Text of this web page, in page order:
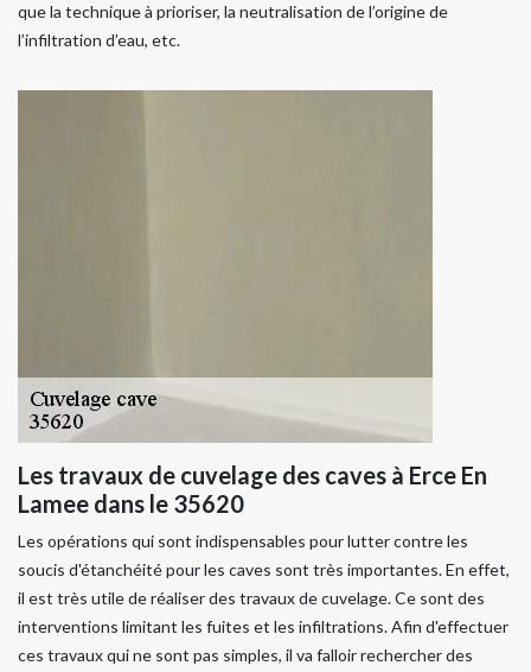
que la technique à prioriser, la neutralisation de l’origine de
l’infiltration d’eau, etc.
Les travaux de cuvelage des caves à Erce En
Lamee dans le 35620
Les opérations qui sont indispensables pour lutter contre les
soucis d'étanchéité pour les caves sont très importantes. En effet,
il est très utile de réaliser des travaux de cuvelage. Ce sont des
interventions limitant les fuites et les infiltrations. Afin d'effectuer
ces travaux qui ne sont pas simples, il va falloir rechercher des